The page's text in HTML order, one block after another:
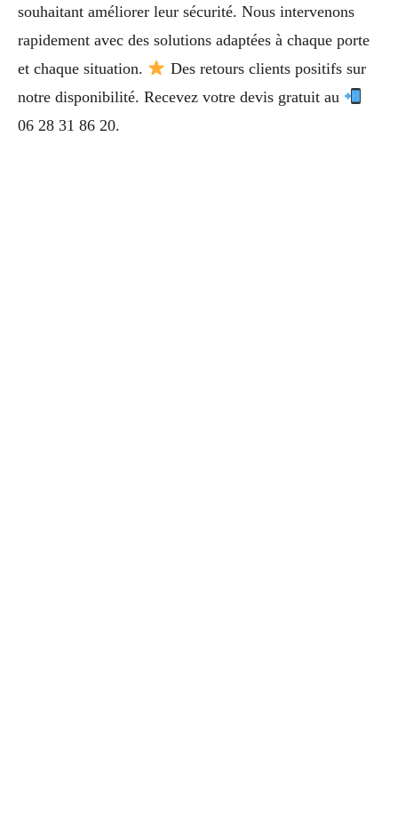
souhaitant améliorer leur sécurité. Nous intervenons
rapidement avec des solutions adaptées à chaque porte
et chaque situation.
Des retours clients positifs sur
notre disponibilité. Recevez votre devis gratuit au
06 28 31 86 20.